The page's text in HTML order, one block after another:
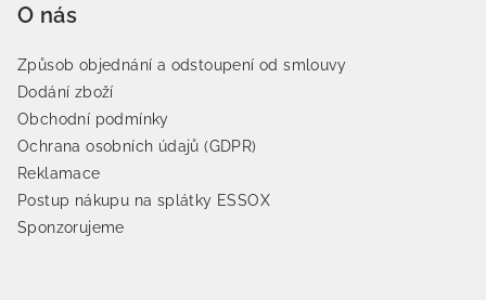
O nás
Způsob objednání a odstoupení od smlouvy
Dodání zboží
Obchodní podmínky
Ochrana osobních údajů (GDPR)
Reklamace
Postup nákupu na splátky ESSOX
Sponzorujeme